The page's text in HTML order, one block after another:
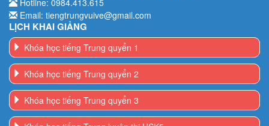
Khóa học tiếng Trung quyển 1
Khóa học tiếng Trung quyển 2
Khóa học tiếng Trung quyển 3
Khóa học tiếng Trung luyện thi HSK5
Khóa học tiếng Trung luyện thi HSKK trung cấp